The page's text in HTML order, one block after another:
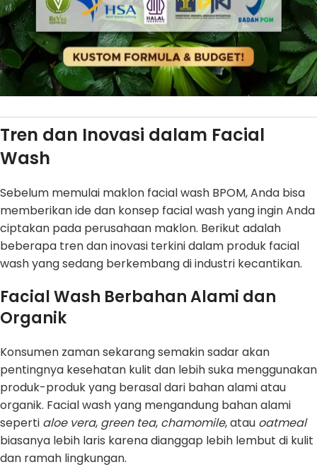
Tren dan Inovasi dalam Facial
Wash
Sebelum memulai maklon facial wash BPOM, Anda bisa
memberikan ide dan konsep facial wash yang ingin Anda
ciptakan pada perusahaan maklon. Berikut adalah
beberapa tren dan inovasi terkini dalam produk facial
wash yang sedang berkembang di industri kecantikan.
Facial Wash Berbahan Alami dan
Organik
Konsumen zaman sekarang semakin sadar akan
pentingnya kesehatan kulit dan lebih suka menggunakan
produk-produk yang berasal dari bahan alami atau
organik. Facial wash yang mengandung bahan alami
seperti aloe vera, green tea, chamomile, atau oatmeal
biasanya lebih laris karena dianggap lebih lembut di kulit
dan ramah lingkungan.